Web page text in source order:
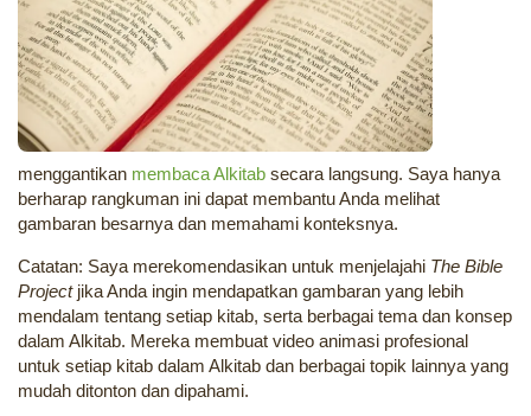
menggantikan membaca Alkitab secara langsung. Saya hanya
berharap rangkuman ini dapat membantu Anda melihat
gambaran besarnya dan memahami konteksnya.
Catatan: Saya merekomendasikan untuk menjelajahi The Bible
Projectjika Anda ingin mendapatkan gambaran yang lebih
mendalam tentang setiap kitab, serta berbagai tema dan konsep
dalam Alkitab. Mereka membuat video animasi profesional
untuk setiap kitab dalam Alkitab dan berbagai topik lainnya yang
mudah ditonton dan dipahami.